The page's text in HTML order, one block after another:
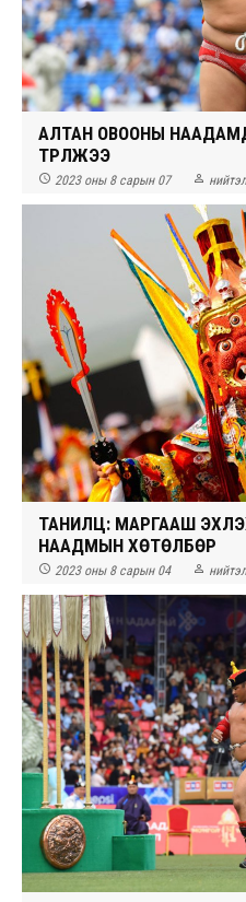
АЛТАН ОВООНЫ
ТҮРҮҮЛЖЭЭ
 2023 оны 8 сарын 07 
ТАНИЛЦ: МАРГААШ
НААДМЫН ХӨТӨЛБӨР
 2023 оны 8 сарын 04 